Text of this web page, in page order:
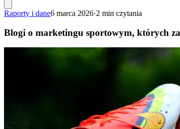
Raporty i dane6 marca 2026·2 min czytania
Blogi o marketingu sportowym, których